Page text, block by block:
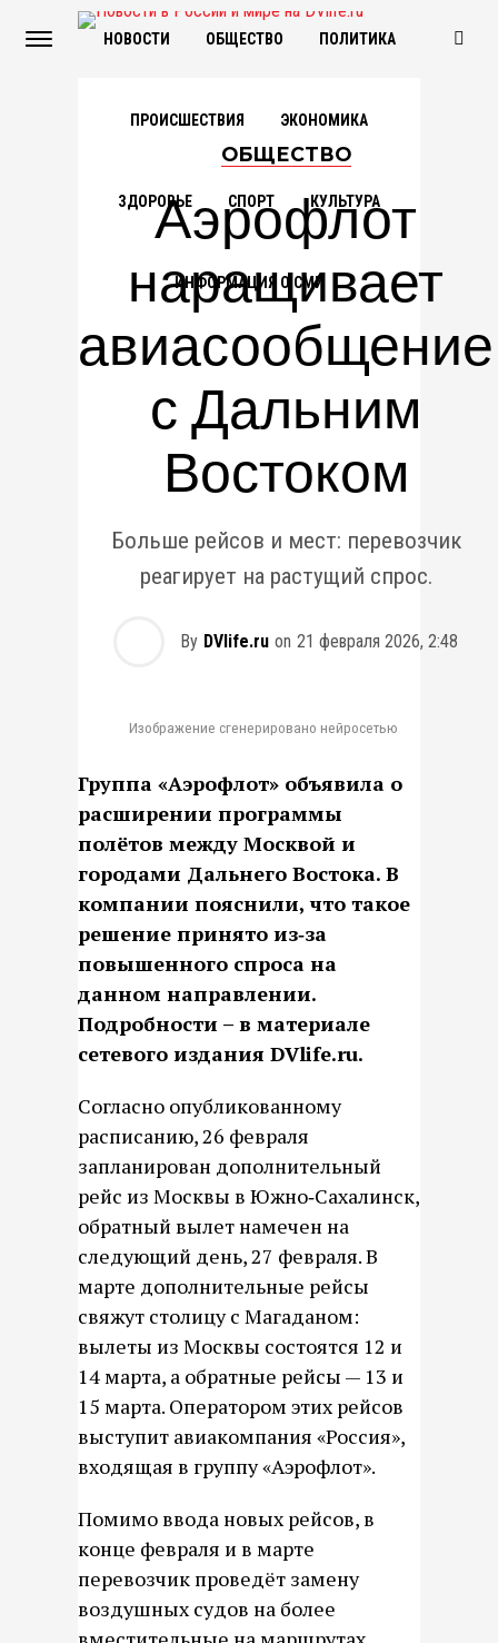
НОВОСТИ ОБЩЕСТВО ПОЛИТИКА
ПРОИСШЕСТВИЯ ЭКОНОМИКА
ЗДОРОВЬЕ СПОРТ КУЛЬТУРА
ИНФОРМАЦИЯ О СМИ
ОБЩЕСТВО
Аэрофлот
наращивает
авиасообщение
с Дальним
Востоком
Больше рейсов и мест: перевозчик
реагирует на растущий спрос.
By DVlife.ru on 21 февраля 2026, 2:48
Изображение сгенерировано нейросетью
Группа «Аэрофлот» объявила о
расширении программы
полётов между Москвой и
городами Дальнего Востока. В
компании пояснили, что такое
решение принято из‑за
повышенного спроса на
данном направлении.
Подробности – в материале
сетевого издания DVlife.ru.
Согласно опубликованному
расписанию, 26 февраля
запланирован дополнительный
рейс из Москвы в Южно‑Сахалинск,
обратный вылет намечен на
следующий день, 27 февраля. В
марте дополнительные рейсы
свяжут столицу с Магаданом:
вылеты из Москвы состоятся 12 и
14 марта, а обратные рейсы — 13 и
15 марта. Оператором этих рейсов
выступит авиакомпания «Россия»,
входящая в группу «Аэрофлот».
Помимо ввода новых рейсов, в
конце февраля и в марте
перевозчик проведёт замену
воздушных судов на более